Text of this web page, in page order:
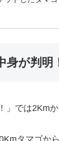
が判明
」では2Km